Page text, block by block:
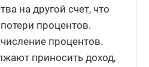
на другой счет, что
процентов.
процентов.
приносить доход,